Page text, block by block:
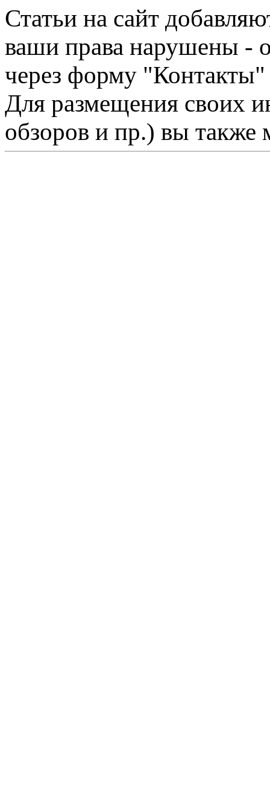
Статьи на сайт
ваши права нарушены -
через форму "Контакты"
Для размещения своих
обзоров и пр.) вы также